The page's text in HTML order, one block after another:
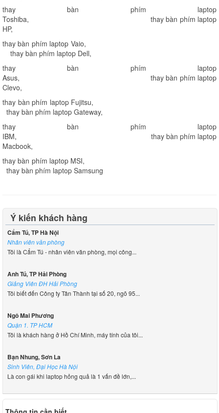
thay bàn phím laptop
Toshiba,
thay bàn phím laptop
HP,
thay bàn phím laptop Vaio,
thay bàn phím laptop Dell,
thay bàn phím laptop
Asus,
thay bàn phím laptop
Clevo,
thay bàn phím laptop Fujitsu,
thay bàn phím laptop Gateway,
thay bàn phím laptop
IBM, thay bàn phím laptop
Macbook,
thay bàn phím laptop MSI,
thay bàn phím laptop Samsung
Ý kiến khách hàng
Cẩm Tú, TP Hà Nội
Nhân viên văn phòng
Tôi là Cẩm Tú - nhân viên văn phòng, mọi công...
Anh Tú, TP Hải Phòng
Giảng Viên ĐH Hải Phòng
Tôi biết đến Công ty Tân Thành tại số 20, ngõ 95...
Ngô Mai Phương
Quận 1. TP HCM
Tôi là khách hàng ở Hồ Chí Minh, máy tính của tôi...
Bạn Nhung, Sơn La
Sinh Viên, Đại Học Hà Nội
Là con gái khi laptop hỏng quả là 1 vấn đề lớn,...